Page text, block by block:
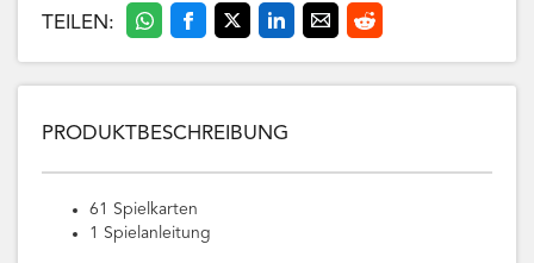
TEILEN:
PRODUKTBESCHREIBUNG
61 Spielkarten
1 Spielanleitung